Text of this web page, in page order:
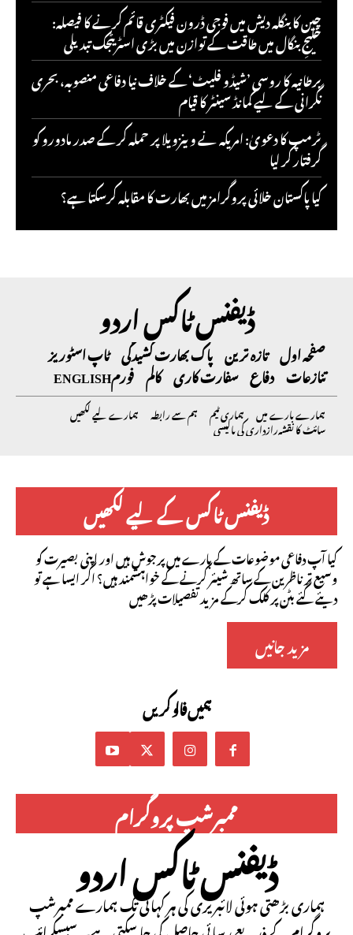
چین کا بنگلہ دیش میں فوجی ڈرون فیکٹری قائم کرنے کا فیصلہ:
خلیجِ بنگال میں طاقت کے توازن میں بڑی اسٹریٹجک تبدیلی
برطانیہ کا روسی ’شیڈو فلیٹ‘ کے خلاف نیا دفاعی منصوبہ، بحری
نگرانی کے لیے کمانڈ سینٹر کا قیام
ٹرمپ کا دعویٰ: امریکہ نے وینزویلا پر حملہ کر کے صدر مادورو کو
گرفتار کر لیا
کیا پاکستان خلائی پروگرامز میں بھارت کا مقابلہ کرسکتا ہے؟
ڈیفنس ٹاکس اردو
صفحہ اول تازہ ترین پاک بھارت کشیدگی ٹاپ اسٹوریز
تنازعات دفاع سفارت کاری کالم فورمENGLISH
ہمارے بارے میں ہماری ٹیم ہم سے رابطہ ہمارے لیے لکھیں
سائٹ کا نقشہرازداری کی پالیسی
ڈیفنس ٹاکس کے لیے لکھیں
کیا آپ دفاعی موضوعات کے بارے میں پرجوش ہیں اور اپنی بصیرت کو
وسیع تر ناظرین کے ساتھ شیئر کرنے کے خواہشمند ہیں؟ اگر ایسا ہے تو
دیئے گئے بٹن پر کلک کرکے مزید تفصیلات پڑھیں
مزید جانیں
ہمیں فالو کریں
ممبرشپ پروگرام
ڈیفنس ٹاکس اردو
ہماری بڑھتی ہوئی لائبریری کی ہر کہانی تک ہمارے ممبرشپ